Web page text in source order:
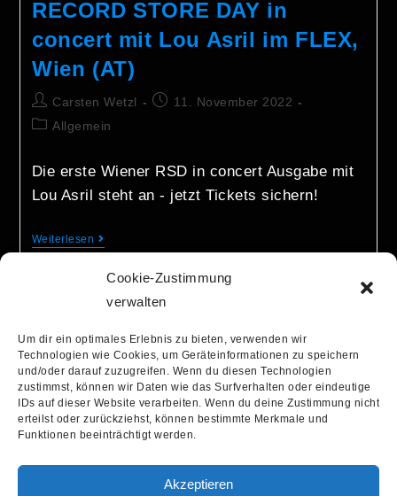
Cookie-Zustimmung
verwalten
Um dir ein optimales Erlebnis zu bieten, verwenden wir
Technologien wie Cookies, um Geräteinformationen zu speichern
und/oder darauf zuzugreifen. Wenn du diesen Technologien
zustimmst, können wir Daten wie das Surfverhalten oder eindeutige
IDs auf dieser Website verarbeiten. Wenn du deine Zustimmung nicht
erteilst oder zurückziehst, können bestimmte Merkmale und
Funktionen beeinträchtigt werden.
Akzeptieren
RECORD STORE DAY in
concert mit Lou Asril im FLEX,
Wien (AT)
Carsten Wetzl
11. November 2022
Allgemein
Die erste Wiener RSD in concert Ausgabe mit
Lou Asril steht an - jetzt Tickets sichern!
Weiterlesen
info@recordstoredaygermany.de